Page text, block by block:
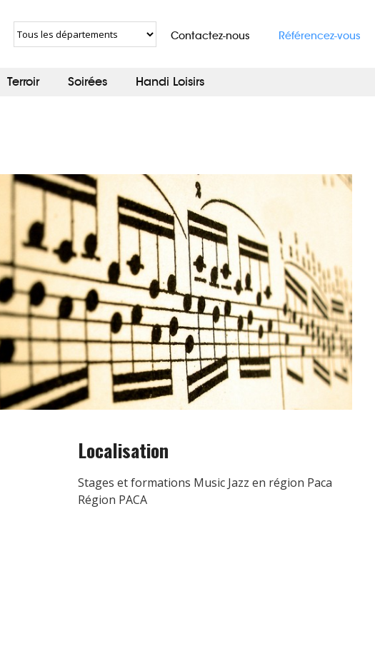
Contactez-nous Référencez-vous
Terroir Soirées Handi Loisirs
Localisation
Stages et formations Music Jazz en région Paca
Région PACA